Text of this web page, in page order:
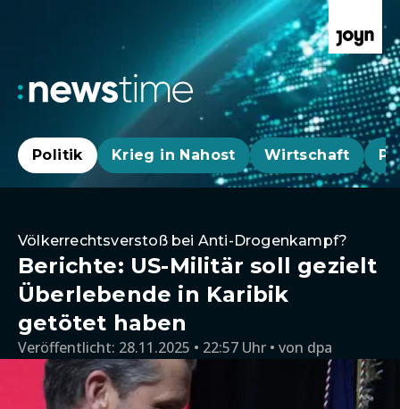
Politik Krieg in Nahost Wirtschaft
Völkerrechtsverstoß bei Anti-Drogenkampf?
Berichte: US-Militär soll gezielt
Überlebende in Karibik
getötet haben
Veröffentlicht: 28.11.2025 • 22:57 Uhr von dpa